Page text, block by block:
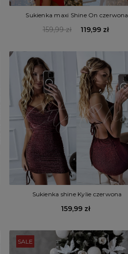
Sukienka maxi Shine On czerwona
159,99 zł 119,99 zł
Sukienka shine Kylie czerwona
159,99 zł
SALE